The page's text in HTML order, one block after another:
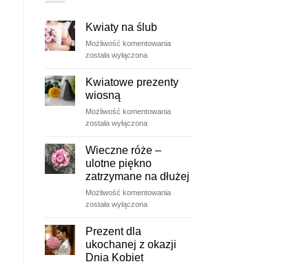
Kwiaty na ślub
Możliwość komentowaniaKwiaty
została wyłączona
Kwiatowe prezenty
wiosną
Możliwość komentowaniaKwiatowe
została wyłączona
Wieczne róże –
ulotne piękno
zatrzymane na dłużej
Możliwość komentowaniaWieczne
piękno
zatrzymane
została wyłączona
Prezent dla
ukochanej z okazji
Dnia Kobiet